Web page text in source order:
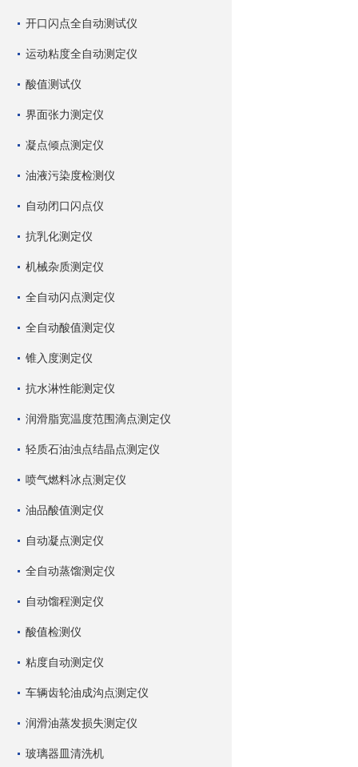
开口闪点全自动测试仪
运动粘度全自动测定仪
酸值测试仪
界面张力测定仪
凝点倾点测定仪
油液污染度检测仪
自动闭口闪点仪
抗乳化测定仪
机械杂质测定仪
全自动闪点测定仪
全自动酸值测定仪
锥入度测定仪
抗水淋性能测定仪
润滑脂宽温度范围滴点测定仪
轻质石油浊点结晶点测定仪
喷气燃料冰点测定仪
油品酸值测定仪
自动凝点测定仪
全自动蒸馏测定仪
自动馏程测定仪
酸值检测仪
粘度自动测定仪
车辆齿轮油成沟点测定仪
润滑油蒸发损失测定仪
玻璃器皿清洗机